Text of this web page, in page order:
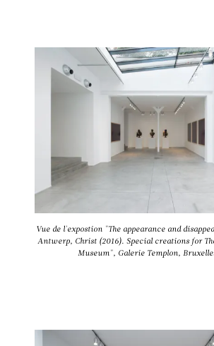
Vue de l'expostion "The appearance and
Antwerp, Christ (2016). Special creations for
Museum", Galerie Templon,